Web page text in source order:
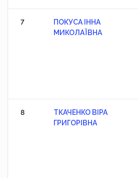
7
ПОКУСА ІННА
МИКОЛАЇВНА
8
ТКАЧЕНКО ВІРА
ГРИГОРІВНА